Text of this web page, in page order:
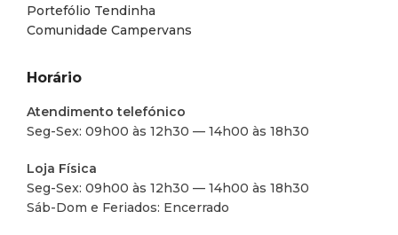
Portefólio Tendinha
Comunidade Campervans
Horário
Atendimento telefónico
Seg-Sex: 09h00 às 12h30 — 14h00 às 18h30
Loja Física
Seg-Sex: 09h00 às 12h30 — 14h00 às 18h30
Sáb-Dom e Feriados: Encerrado